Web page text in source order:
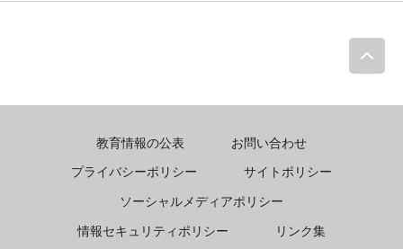
教育情報の公表
お問い合わせ
プライバシーポリシー
サイトポリシー
ソーシャルメディアポリシー
情報セキュリティポリシー
リンク集